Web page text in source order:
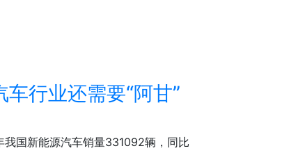
行业还需要“阿甘”
国新能源汽车销量331092辆，同比